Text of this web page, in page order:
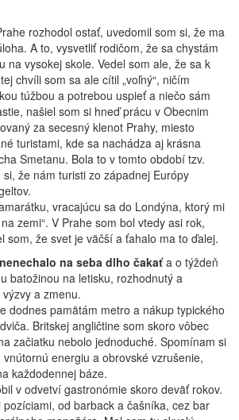
rozhodol ostať, uvedomil som si, že ma
A to, vysvetliť rodičom, že sa chystám
na vysokej skole. Vedel som ale, že sa k
chvíli som sa ale cítil „voľný“, ničím
túžbou a potrebou uspieť a niečo sám
našiel som si hneď prácu v Obecnim
za secesný klenot Prahy, miesto
turistami, kde sa nachádza aj krásna
Smetanu. Bola to v tomto období tzv.
si, že nám turisti zo západnej Európy
vracajúcu sa do Londýna, ktorý mi
zemi“. V Prahe som bol vtedy asi rok,
som, že svet je väčší a ťahalo ma to ďalej.
na seba dlho čakaťa o týždeň
batožinou na letisku, rozhodnutý a
a zmenu.
dodnes pamätám metro a nákup typického
Britskej angličtine som skoro vôbec
začiatku nebolo jednoduché. Spomínam si
energiu a obrovské vzrušenie,
každodennej báze.
v odvetví gastronómie skoro deväť rokov.
pozíciami, od barback a čašníka, cez bar